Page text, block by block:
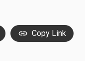
Copy Link